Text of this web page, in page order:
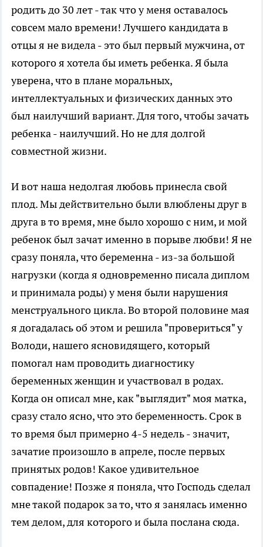
родить до 30 лет - так что у меня оставалось
совсем мало времени! Лучшего кандидата в
отцы я не видела - это был первый мужчина, от
которого я хотела бы иметь ребенка. Я была
уверена, что в плане моральных,
интеллектуальных и физических данных это
был наилучший вариант. Для того, чтобы зачать
ребенка - наилучший. Но не для долгой
совместной жизни.
И вот наша недолгая любовь принесла свой
плод. Мы действительно были влюблены друг в
друга в то время, мне было хорошо с ним, и мой
ребенок был зачат именно в порыве любви! Я не
сразу поняла, что беременна - из-за большой
нагрузки (когда я одновременно писала диплом
и принимала роды) у меня были нарушения
менструального цикла. Во второй половине мая
я догадалась об этом и решила "провериться" у
Володи, нашего ясновидящего, который
помогал нам проводить диагностику
беременных женщин и участвовал в родах.
Когда он описал мне, как "выглядит" моя матка,
сразу стало ясно, что это беременность. Срок в
то время был примерно 4-5 недель - значит,
зачатие произошло в апреле, после первых
принятых родов! Какое удивительное
совпадение! Позже я поняла, что Господь сделал
мне такой подарок за то, что я занялась именно
тем делом, для которого и была послана сюда.